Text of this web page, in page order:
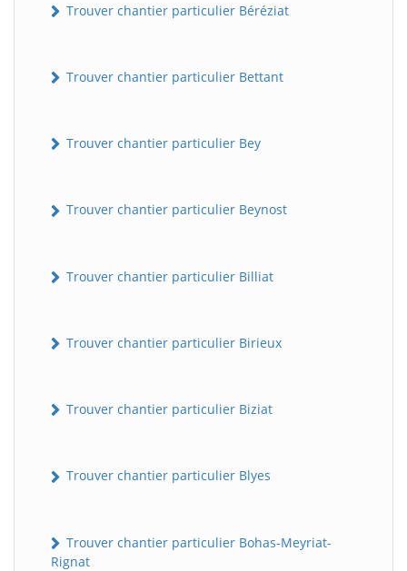
Trouver chantier particulier Béréziat
Trouver chantier particulier Bettant
Trouver chantier particulier Bey
Trouver chantier particulier Beynost
Trouver chantier particulier Billiat
Trouver chantier particulier Birieux
Trouver chantier particulier Biziat
Trouver chantier particulier Blyes
Trouver chantier particulier Bohas-Meyriat-
Rignat